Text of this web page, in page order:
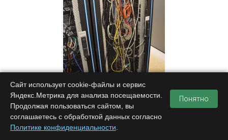
Не могу сказать чьих рук это дело — сотрудников дата-
центра или же клиентов, арендующих стойки целиком.
Сайт использует cookie-файлы и сервис
Яндекс.Метрика для анализа посещаемости.
Продолжая пользоваться сайтом, вы
соглашаетесь с обработкой данных согласно
Политике конфиденциальности
Понятно